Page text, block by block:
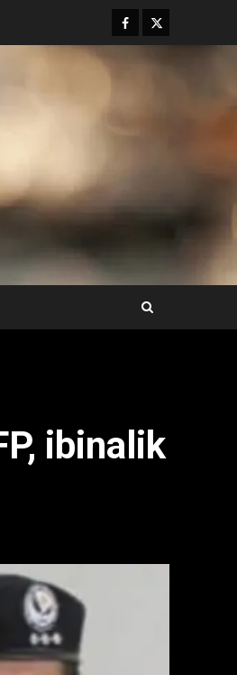
Facebook
Twitter
ibinalik